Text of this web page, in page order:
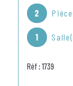
2
1
Réf : 1739